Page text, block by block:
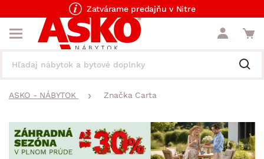
Zatvárame predajňu v Nitre
ASKO - NÁBYTOK Značka Carta